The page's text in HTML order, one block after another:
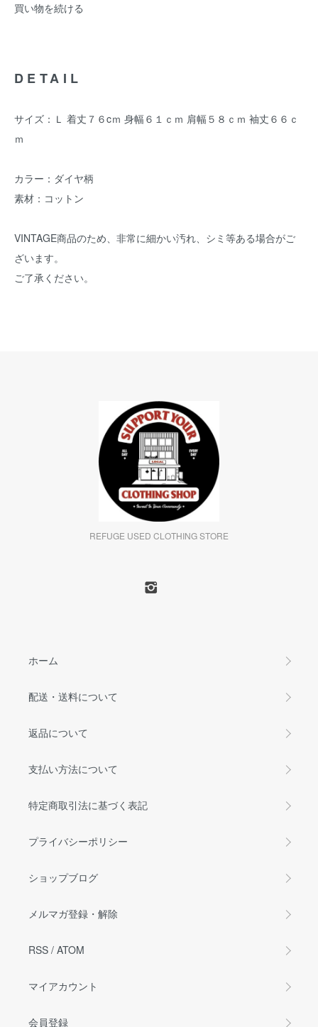
買い物を続ける
DETAIL
サイズ：Ｌ 着丈７６cｍ 身幅６１ｃｍ 肩幅５８ｃｍ 袖丈６６ｃ
ｍ
カラー：ダイヤ柄
素材：コットン
VINTAGE商品のため、非常に細かい汚れ、シミ等ある場合がご
ざいます。
ご了承ください。
REFUGE USED CLOTHING STORE
ホーム
配送・送料について
返品について
支払い方法について
特定商取引法に基づく表記
プライバシーポリシー
ショップブログ
メルマガ登録・解除
RSS / ATOM
マイアカウント
会員登録